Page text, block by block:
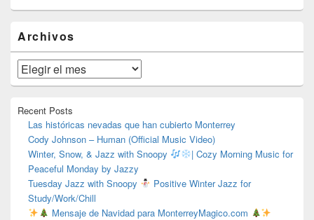
área
de
widget
barra
lateral
Archivos
Archivos
Recent Posts
Las históricas nevadas que han cubierto Monterrey
Cody Johnson – Human (Official Music Video)
Winter, Snow, & Jazz with Snoopy
| Cozy Morning Music for
Peaceful Monday by Jazzy
Tuesday Jazz with Snoopy
Positive Winter Jazz for
Study/Work/Chill
Mensaje de Navidad para MonterreyMagico.com